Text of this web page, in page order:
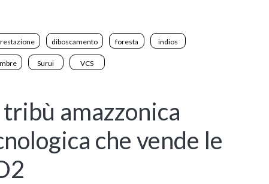
diboscamento foresta indios
Surui VCS
amazzonica
che vende le